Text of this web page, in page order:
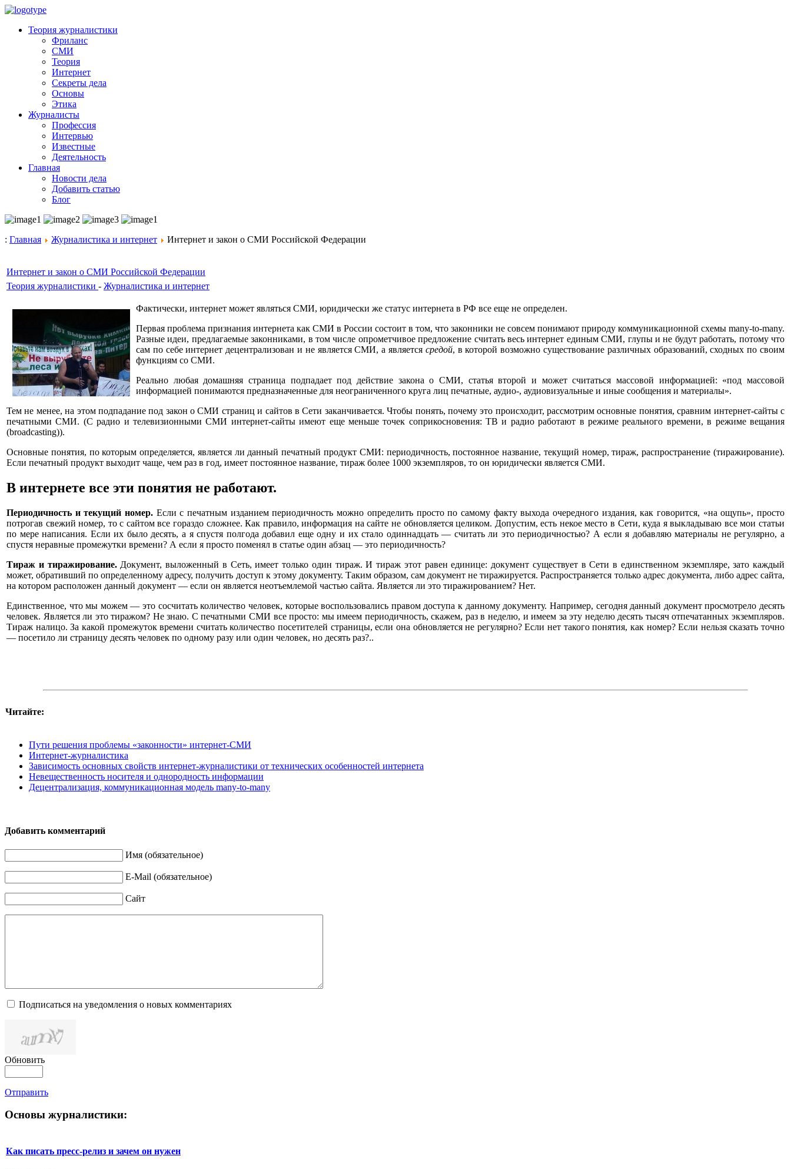
Теория журналистики
Фриланс
СМИ
Теория
Интернет
Секреты дела
Основы
Этика
Журналисты
Профессия
Интервью
Известные
Деятельность
Главная
Новости дела
Добавить статью
Блог
: Главная Журналистика и интернет Интернет и закон о СМИ Российской Федерации
Интернет и закон о СМИ Российской Федерации
Теория журналистики - Журналистика и интернет
Фактически, интернет может являться СМИ, юридически же статус интернета в РФ все еще не определен.
Первая проблема признания интернета как СМИ в России состоит в том, что законники не совсем понимают природу коммуникационной схемы many-to-many.
Разные идеи, предлагаемые законниками, в том числе опрометчивое предложение считать весь интернет единым СМИ, глупы и не будут работать, потому что
сам по себе интернет децентрализован и не является СМИ, а является средой, в которой возможно существование различных образований, сходных по своим
функциям со СМИ.
Реально любая домашняя страница подпадает под действие закона о СМИ, статья второй и может считаться массовой информацией: «под массовой
информацией понимаются предназначенные для неограниченного круга лиц печатные, аудио-, аудиовизуальные и иные сообщения и материалы».
Тем не менее, на этом подпадание под закон о СМИ страниц и сайтов в Сети заканчивается. Чтобы понять, почему это происходит, рассмотрим основные понятия, сравним интернет-сайты с
печатными СМИ. (С радио и телевизионными СМИ интернет-сайты имеют еще меньше точек соприкосновения: ТВ и радио работают в режиме реального времени, в режиме вещания
(broadcasting)).
Основные понятия, по которым определяется, является ли данный печатный продукт СМИ: периодичность, постоянное название, текущий номер, тираж, распространение (тиражирование).
Если печатный продукт выходит чаще, чем раз в год, имеет постоянное название, тираж более 1000 экземпляров, то он юридически является СМИ.
В интернете все эти понятия не работают.
Периодичность и текущий номер. Если с печатным изданием периодичность можно определить просто по самому факту выхода очередного издания, как говорится, «на ощупь», просто
потрогав свежий номер, то с сайтом все гораздо сложнее. Как правило, информация на сайте не обновляется целиком. Допустим, есть некое место в Сети, куда я выкладываю все мои статьи
по мере написания. Если их было десять, а я спустя полгода добавил еще одну и их стало одиннадцать — считать ли это периодичностью? А если я добавляю материалы не регулярно, а
спустя неравные промежутки времени? А если я просто поменял в статье один абзац — это периодичность?
Тираж и тиражирование. Документ, выложенный в Сеть, имеет только один тираж. И тираж этот равен единице: документ существует в Сети в единственном экземпляре, зато каждый
может, обративший по определенному адресу, получить доступ к этому документу. Таким образом, сам документ не тиражируется. Распространяется только адрес документа, либо адрес сайта,
на котором расположен данный документ — если он является неотъемлемой частью сайта. Является ли это тиражированием? Нет.
Единственное, что мы можем — это сосчитать количество человек, которые воспользовались правом доступа к данному документу. Например, сегодня данный документ просмотрело десять
человек. Является ли это тиражом? Не знаю. С печатными СМИ все просто: мы имеем периодичность, скажем, раз в неделю, и имеем за эту неделю десять тысяч отпечатанных экземпляров.
Тираж налицо. За какой промежуток времени считать количество посетителей страницы, если она обновляется не регулярно? Если нет такого понятия, как номер? Если нельзя сказать точно
— посетило ли страницу десять человек по одному разу или один человек, но десять раз?..
Читайте:
Пути решения проблемы «законности» интернет-СМИ
Интернет-журналистика
Зависимость основных свойств интернет-журналистики от технических особенностей интернета
Невещественность носителя и однородность информации
Децентрализация, коммуникационная модель many-to-many
Добавить комментарий
Имя (обязательное)
E-Mail (обязательное)
Сайт
Подписаться на уведомления о новых комментариях
Обновить
Отправить
Основы журналистики:
Как писать пресс-релиз и зачем он нужен